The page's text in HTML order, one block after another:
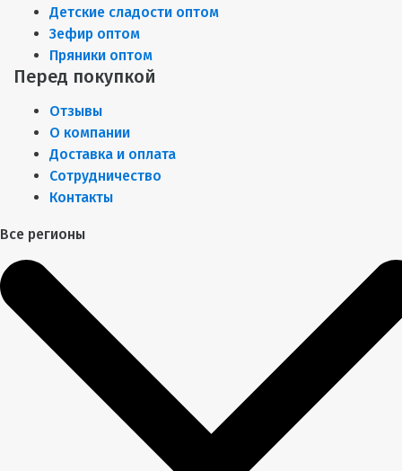
Детские сладости оптом
Зефир оптом
Пряники оптом
Перед покупкой
Отзывы
О компании
Доставка и оплата
Сотрудничество
Контакты
Все регионы